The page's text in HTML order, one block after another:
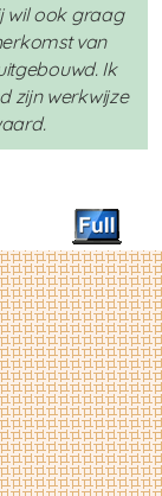
wil ook graag
van
Ik
zijn werkwijze